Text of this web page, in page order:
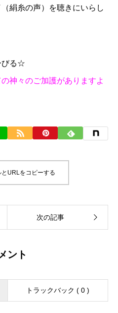
絹糸の声）を聴きにいらし
びる☆
神々のご加護がありますよ
URLをコピーする
ント
トラックバック ( 0 )